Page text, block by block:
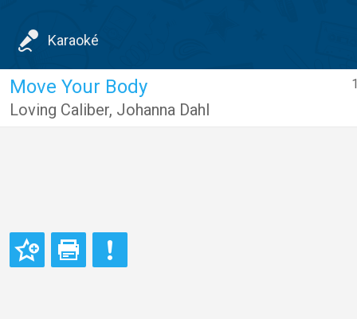
Karaoké
Move Your Body
Loving Caliber, Johanna Dahl